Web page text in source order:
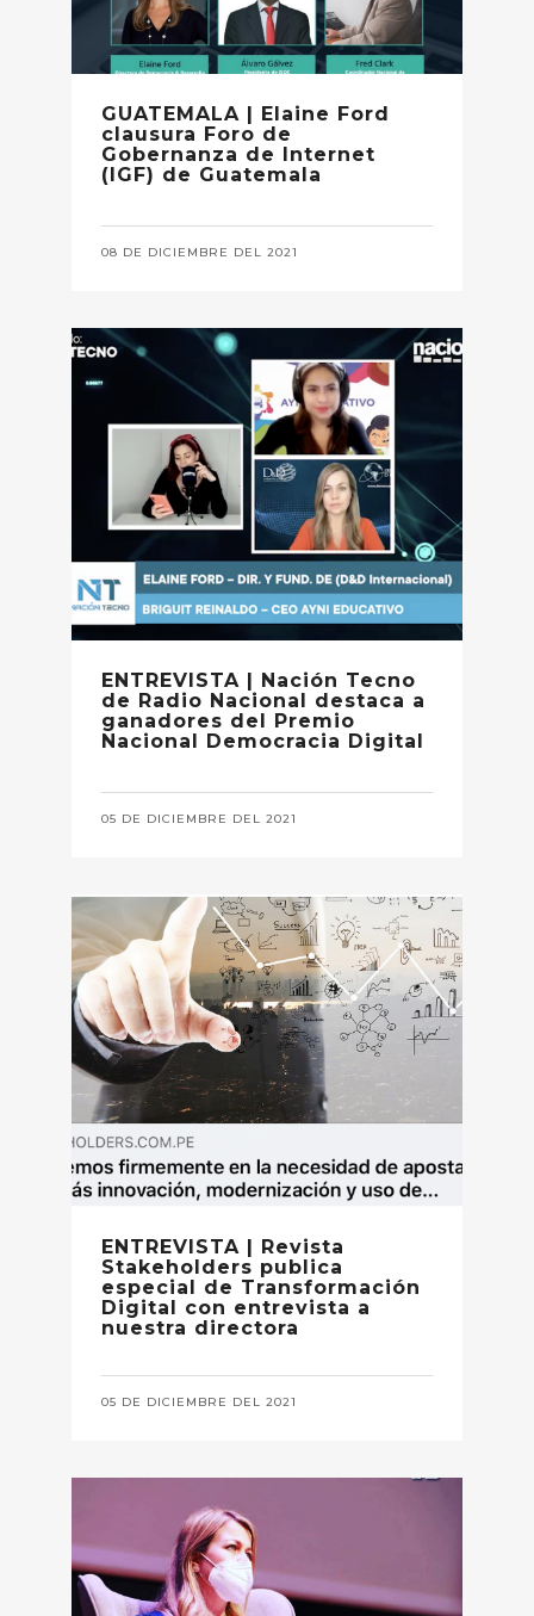
GUATEMALA | Elaine Ford
clausura Foro de
Gobernanza de Internet
(IGF) de Guatemala
08 DE DICIEMBRE DEL 2021
ENTREVISTA | Nación Tecno
de Radio Nacional destaca a
ganadores del Premio
Nacional Democracia Digital
05 DE DICIEMBRE DEL 2021
ENTREVISTA | Revista
Stakeholders publica
especial de Transformación
Digital con entrevista a
nuestra directora
05 DE DICIEMBRE DEL 2021